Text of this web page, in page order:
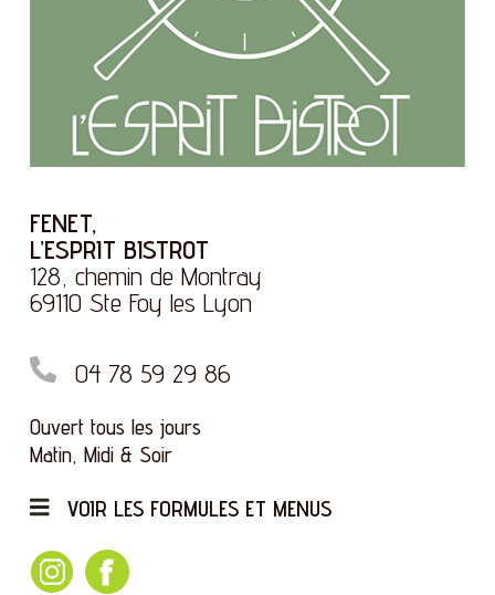
FENET,
L’ESPRIT BISTROT
128, chemin de Montray
69110 Ste Foy les Lyon
04 78 59 29 86
Ouvert tous les jours
Matin, Midi & Soir
VOIR LES FORMULES ET MENUS